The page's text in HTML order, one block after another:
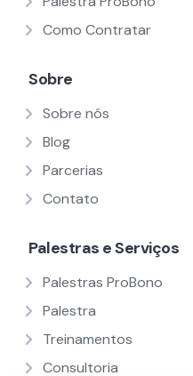
Como Contratar
Sobre
Sobre nós
Blog
Parcerias
Contato
Palestras e Serviços
Palestras ProBono
Palestra
Treinamentos
Consultoria